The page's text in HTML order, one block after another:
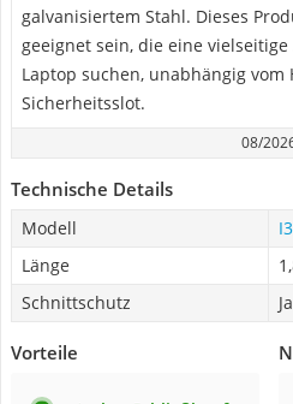
galvanisiertem Stahl. Dieses
geeignet sein, die eine
Laptop suchen, unabhängig vom
Sicherheitsslot.
08/
Technische Details
Modell
Länge
Schnittschutz
Ja
Vorteile